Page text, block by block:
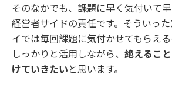
そのなかでも、課題に早く気付いて早
経営者サイドの責任です。そういっ
イでは毎回課題に気付かせてもらえ
しっかりと活用しながら、 絶えるこ
けていきたいと思います。